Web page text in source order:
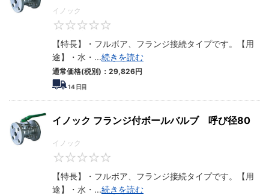
イノック
【特長】・フルボア、フランジ接続タイプです。【用
途】・水・ ...続きを読む
通常価格(税別)： 29,826円
14日目
イノック フランジ付ボールバルブ 呼び径80
イノック
【特長】・フルボア、フランジ接続タイプです。【用
途】・水・ ...続きを読む